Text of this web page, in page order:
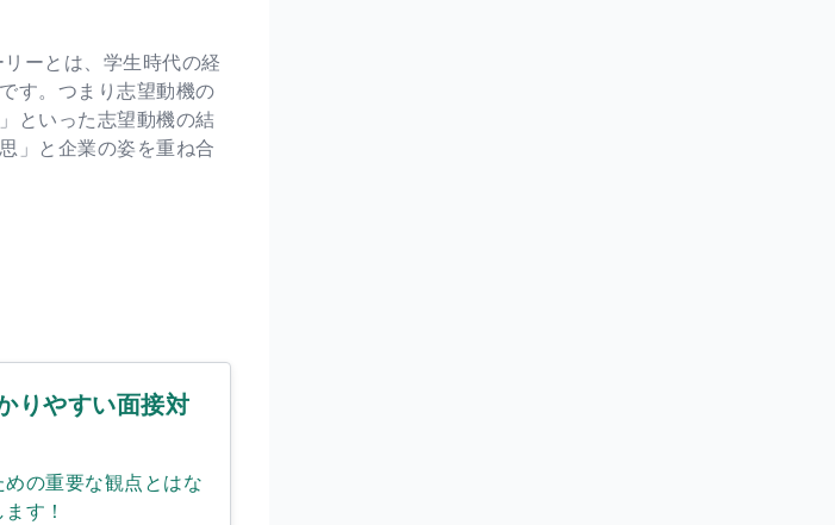
ーとは、学生時代の経
す。つまり志望動機の
といった志望動機の結
」と企業の姿を重ね合
りやすい面接対
の重要な観点とはな
す！